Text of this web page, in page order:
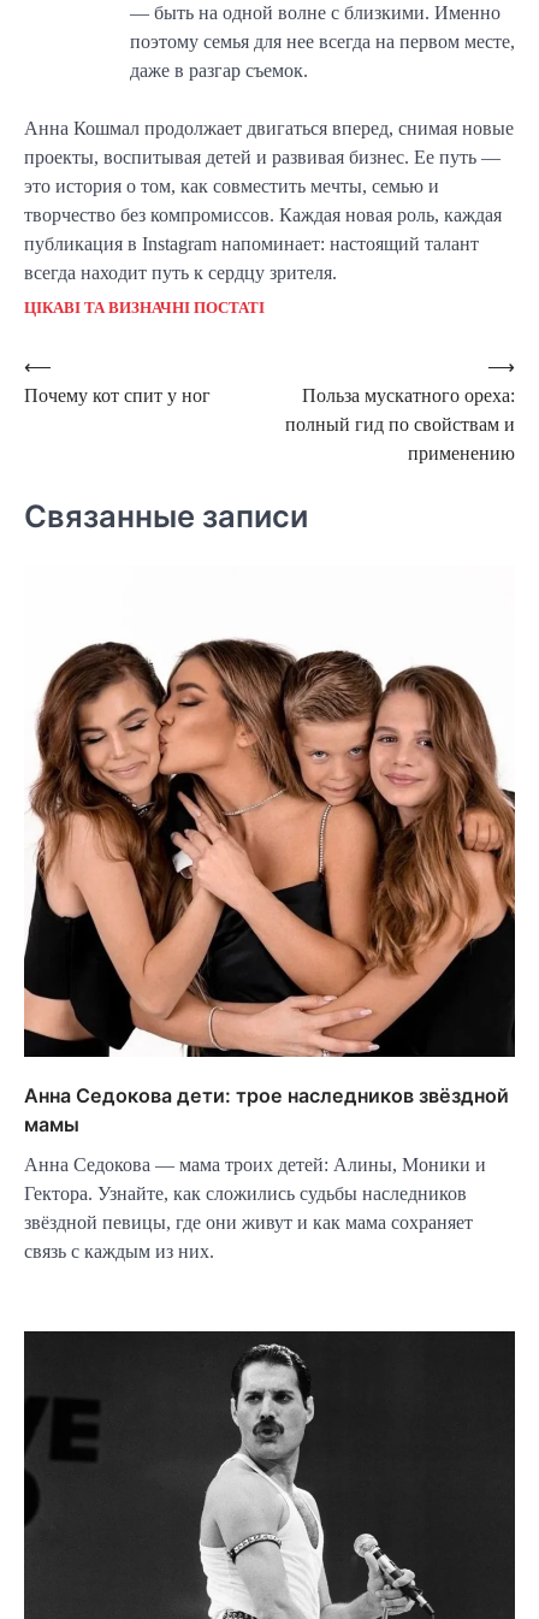
— быть на одной волне с близкими. Именно
поэтому семья для нее всегда на первом месте,
даже в разгар съемок.
Анна Кошмал продолжает двигаться вперед, снимая новые
проекты, воспитывая детей и развивая бизнес. Ее путь —
это история о том, как совместить мечты, семью и
творчество без компромиссов. Каждая новая роль, каждая
публикация в Instagram напоминает: настоящий талант
всегда находит путь к сердцу зрителя.
ЦІКАВІ ТА ВИЗНАЧНІ ПОСТАТІ
Навигация
по
⟵
Почему кот спит у ног
Польза мускатного ореха:
полный гид по свойствам и
применению
⟶
Связанные записи
Анна Седокова дети: трое наследников звёздной
мамы
Анна Седокова — мама троих детей: Алины, Моники и
Гектора. Узнайте, как сложились судьбы наследников
звёздной певицы, где они живут и как мама сохраняет
связь с каждым из них.